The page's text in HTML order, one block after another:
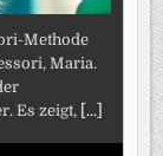
Methode
Maria.
Es zeigt, [...]